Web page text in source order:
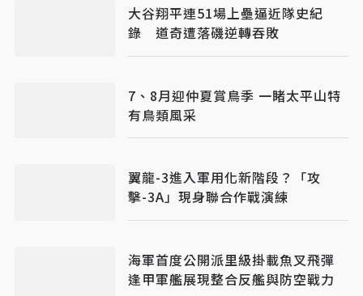
大谷翔平連51場上壘逼近隊史紀
錄 道奇遭落磯逆轉吞敗
7、8月迎仲夏賞鳥季 一睹太平山特
有鳥類風采
翼龍-3進入軍用化新階段？「攻
擊-3A」現身聯合作戰演練
海軍首度公開派里級掛載魚叉飛彈
逢甲軍艦展現整合反艦與防空戰力